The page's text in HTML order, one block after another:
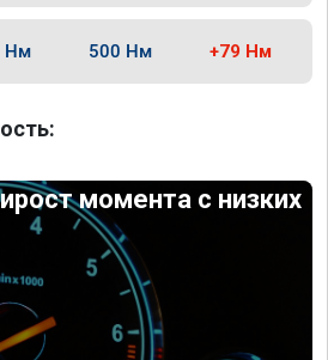
Нм 500 Нм +79 Нм
момента с низких